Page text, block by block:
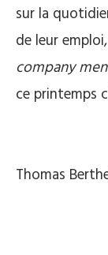
sur la
de leur
company
ce printemps
Thomas